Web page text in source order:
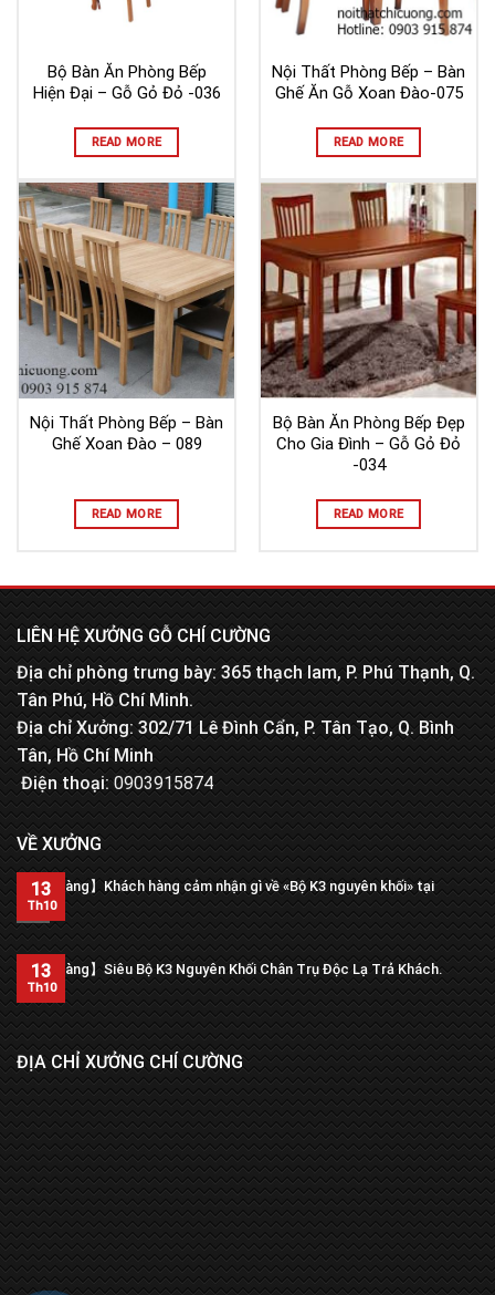
Bộ Bàn Ăn Phòng Bếp
Hiện Đại – Gỗ Gỏ Đỏ -036
READ MORE
Nội Thất Phòng Bếp – Bàn
Ghế Ăn Gỗ Xoan Đào-075
READ MORE
Nội Thất Phòng Bếp – Bàn
Ghế Xoan Đào – 089
READ MORE
Bộ Bàn Ăn Phòng Bếp Đẹp
Cho Gia Đình – Gỗ Gỏ Đỏ
-034
READ MORE
LIÊN HỆ XƯỞNG GỖ CHÍ CƯỜNG
Địa chỉ phòng trưng bày: 365 thạch lam, P. Phú Thạnh, Q.
Tân Phú, Hồ Chí Minh.
Địa chỉ Xưởng: 302/71 Lê Đình Cẩn, P. Tân Tạo, Q. Bình
Tân, Hồ Chí Minh
Điện thoại:0903915874
VỀ XƯỞNG
【Trả hàng】Khách hàng cảm nhận gì về «Bộ K3 nguyên khối» tại
xưởng?
13
Th10
【Trả hàng】Siêu Bộ K3 Nguyên Khối Chân Trụ Độc Lạ Trả Khách.
13
Th10
ĐỊA CHỈ XƯỞNG CHÍ CƯỜNG